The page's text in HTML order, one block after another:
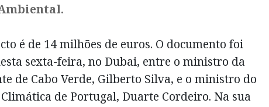
é de 14 milhões de euros. O documento foi
sexta-feira, no Dubai, entre o ministro da
de Cabo Verde, Gilberto Silva, e o ministro do
de Portugal, Duarte Cordeiro. Na sua